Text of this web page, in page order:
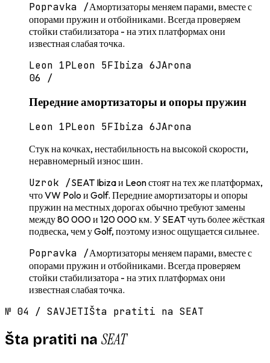
Popravka /Амортизаторы меняем парами, вместе с
опорами пружин и отбойниками. Всегда проверяем
стойки стабилизатора - на этих платформах они
известная слабая точка.
Leon 1PLeon 5FIbiza 6JArona
06 /
Передние амортизаторы и опоры пружин
Leon 1PLeon 5FIbiza 6JArona
Стук на кочках, нестабильность на высокой скорости,
неравномерный износ шин.
Uzrok /SEAT Ibiza и Leon стоят на тех же платформах,
что VW Polo и Golf. Передние амортизаторы и опоры
пружин на местных дорогах обычно требуют замены
между 80 000 и 120 000 км. У SEAT чуть более жёсткая
подвеска, чем у Golf, поэтому износ ощущается сильнее.
Popravka /Амортизаторы меняем парами, вместе с
опорами пружин и отбойниками. Всегда проверяем
стойки стабилизатора - на этих платформах они
известная слабая точка.
№ 04 / SAVJETIŠta pratiti na SEAT
Šta pratiti na SEAT